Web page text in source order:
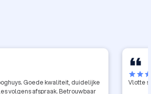
Goede kwaliteit, duidelijke
volgens afspraak. Betrouwbaar
starstar
Vlotte